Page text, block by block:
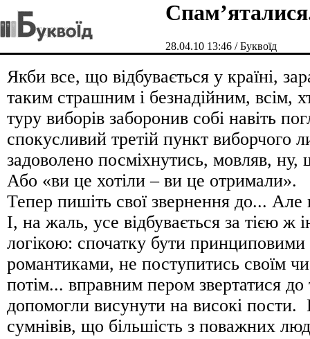
28.04.10 13:46 / Буквоїд
Якби все, що відбувається у країні,
таким страшним і безнадійним, всім,
туру виборів заборонив собі навіть
спокусливий третій пункт виборчого
задоволено посміхнутись, мовляв, ну,
Або «ви це хотіли – ви це отримали».
Тепер пишіть свої звернення до...
І, на жаль, усе відбувається за тією ж
логікою: спочатку бути
романтиками, не поступитись своїм
потім... вправним пером звертатися до
допомогли висунути на високі
сумнівів, що більшість з поважних